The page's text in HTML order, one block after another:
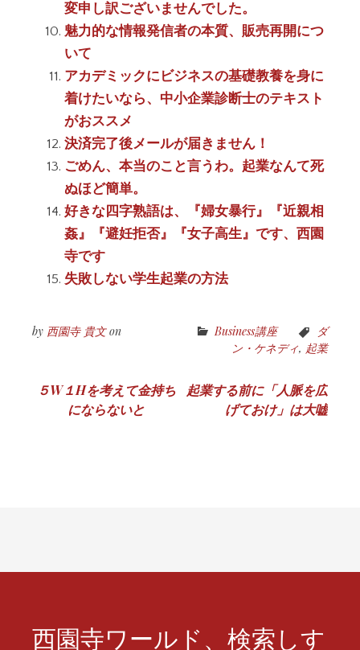
変申し訳ございませんでした。
魅力的な情報発信者の本質、販売再開につ
いて
アカデミックにビジネスの基礎教養を身に
着けたいなら、中小企業診断士のテキスト
がおススメ
決済完了後メールが届きません！
ごめん、本当のこと言うわ。起業なんて死
ぬほど簡単。
好きな四字熟語は、『婦女暴行』『近親相
姦』『避妊拒否』『女子高生』です、西園
寺です
失敗しない学生起業の方法
by 西園寺 貴文on Business講座
ダ
ン・ケネディ, 起業
投
ン
５W１Hを考えて金持ち
にならないと
起業する前に「人脈を広
げておけ」は大嘘
西園寺ワールド、検索しす